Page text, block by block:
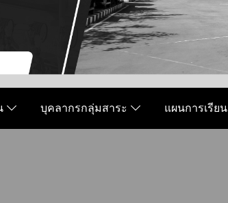
บุคลากรกลุ่มสาระ แผนการเรียน